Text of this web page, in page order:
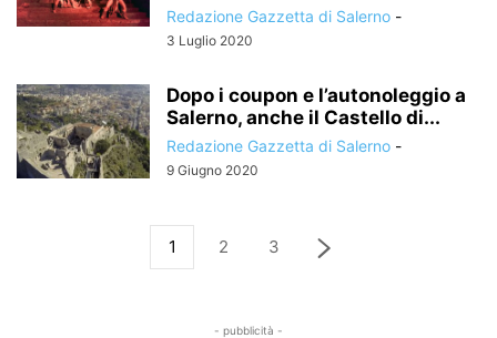
Redazione Gazzetta di Salerno -
3 Luglio 2020
Dopo i coupon e l’autonoleggio a
Salerno, anche il Castello di...
Redazione Gazzetta di Salerno -
9 Giugno 2020
1 2 3
- pubblicità -